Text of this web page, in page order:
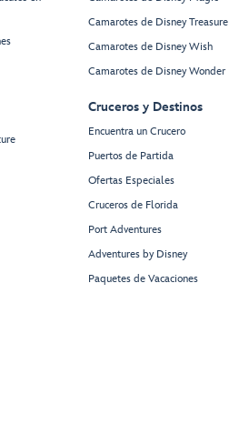
Camarotes de Disney Treasure
Camarotes de Disney Wish
Camarotes de Disney Wonder
Cruceros y Destinos
Encuentra un Crucero
Puertos de Partida
Ofertas Especiales
Cruceros de Florida
Port Adventures
Adventures by Disney
Paquetes de Vacaciones